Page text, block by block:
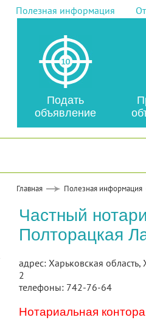
Полезная информация
Подать
объявление
Главная Полезная информация
Частный
Полторацкая
адрес: Харьковская
2
телефоны: 742-76-64
Нотариальная